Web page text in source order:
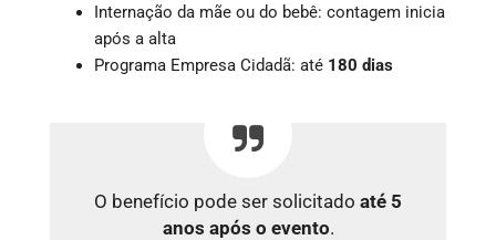
Internação da mãe ou do bebê: contagem inicia
após a alta
Programa Empresa Cidadã: até 180 dias
O benefício pode ser solicitado até 5
anos após o evento.